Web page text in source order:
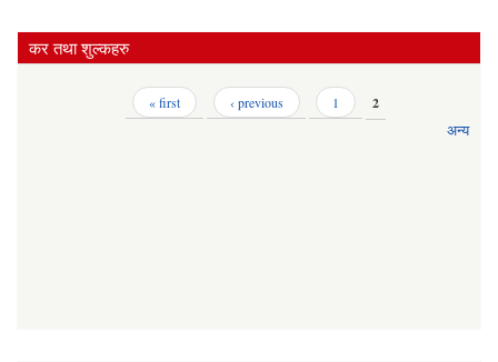
कर तथा शुल्कहरु
« first ‹ previous 1
2
अन्य